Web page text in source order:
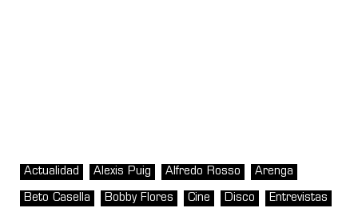
Actualidad Alexis Puig Alfredo Rosso Arenga
Beto Casella Bobby Flores Cine Disco Entrevistas